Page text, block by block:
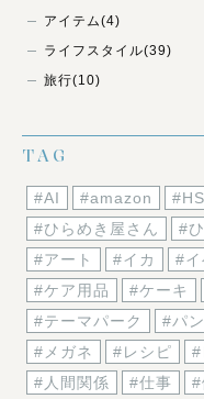
アイテム(4)
ライフスタイル(39)
旅行(10)
TAG
#AI #amazon
#ひらめき屋さん
#
#アート
#イカ #イ
#ケア用品
#ケーキ
#テーマパーク
#パ
#メガネ
#レシピ #
#人間関係
#仕事 #